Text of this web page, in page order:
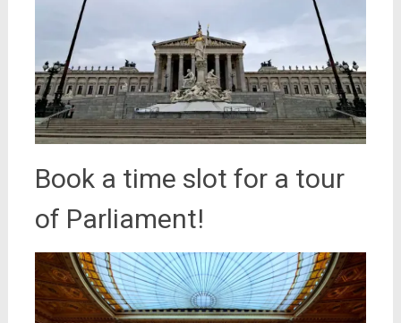
Book a time slot for a tour
of Parliament!